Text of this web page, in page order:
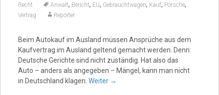
Recht Anwalt, Bericht, EU, Gebrauchtwagen, Kauf, Porsche,
Vertrag Reporter
Beim Autokauf im Ausland müssen Ansprüche aus dem
Kaufvertrag im Ausland geltend gemacht werden. Denn:
Deutsche Gerichte sind nicht zuständig. Hat also das
Auto – anders als angegeben – Mängel, kann man nicht
in Deutschland klagen. Weiter →